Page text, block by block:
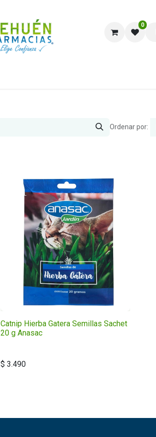
0
Ordenar por:
Catnip Hierba Gatera Semillas Sachet
20 g Anasac
$ 3.490